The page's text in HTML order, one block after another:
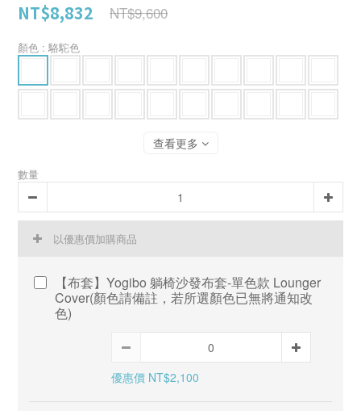
NT$8,832 NT$9,600
顏色 : 駱駝色
查看更多
數量
以優惠價加購商品
【布套】Yogibo 躺椅沙發布套-單色款 Lounger
Cover(顏色請備註，若所選顏色已無將通知改
色)
優惠價 NT$2,100